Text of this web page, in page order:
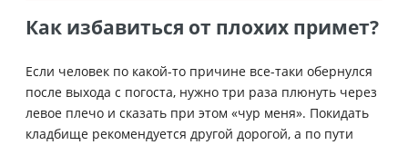
Как избавиться от плохих примет?
Если человек по какой-то причине все-таки обернулся
после выхода с погоста, нужно три раза плюнуть через
левое плечо и сказать при этом «чур меня». Покидать
кладбище рекомендуется другой дорогой, а по пути